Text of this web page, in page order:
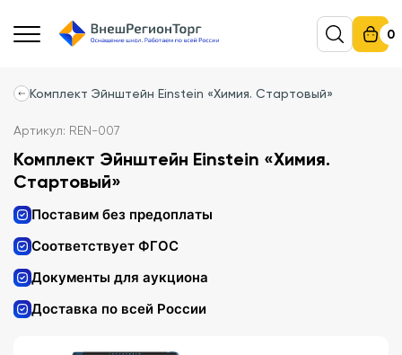
0
Комплект Эйнштейн Einstein «Химия. Стартовый»
Артикул: REN-007
Комплект Эйнштейн Einstein «Химия.
Стартовый»
Поставим без предоплаты
Соответствует ФГОС
Документы для аукциона
Доставка по всей России